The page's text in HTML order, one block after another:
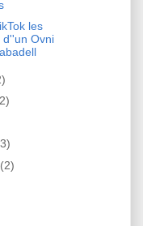
les
d''un Ovni
(2)